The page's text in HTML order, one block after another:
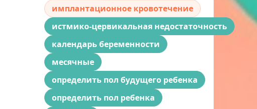
имплантационное кровотечение
истмико-цервикальная недостаточность
календарь беременности
месячные
определить пол будущего ребенка
определить пол ребенка